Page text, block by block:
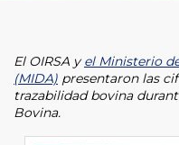
El OIRSA yel Ministerio
(MIDA) presentaron las
trazabilidad bovina
Bovina.